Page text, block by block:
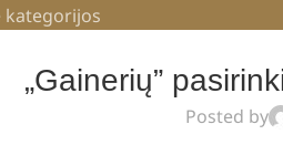
kategorijos
„Gainerių”
Posted by